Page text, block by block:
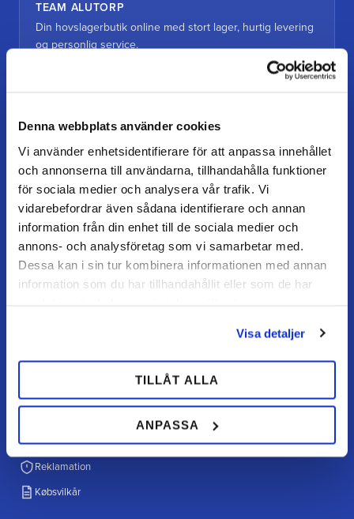
Denna webbplats använder cookies
Vi använder enhetsidentifierare för att anpassa innehållet
och annonserna till användarna, tillhandahålla funktioner
för sociala medier och analysera vår trafik. Vi
vidarebefordrar även sådana identifierare och annan
information från din enhet till de sociala medier och
annons- och analysföretag som vi samarbetar med.
Dessa kan i sin tur kombinera informationen med annan
information som du har tillhandahållit eller som de har
Visa detaljer
TILLÅT ALLA
ANPASSA
TEAM ALUTORP
Din hovslagerbutik online med stort lager, hurtig levering
og personlig service.
0727-434 434
Vores gårdbutik
Alutorp, Frestensfällevägen 64
26996 Båstad
Åbningstider
Mandag–torsdag: 07–16
Fredag / dag før helligdag: 07–15
Kundeservice
Returnering / fortryd køb
Reklamation
Købsvilkår